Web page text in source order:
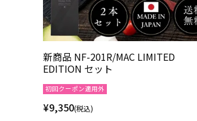
新商品 NF-201R/MAC LIMITED
EDITION セット
初回クーポン適用外
¥9,350 税込